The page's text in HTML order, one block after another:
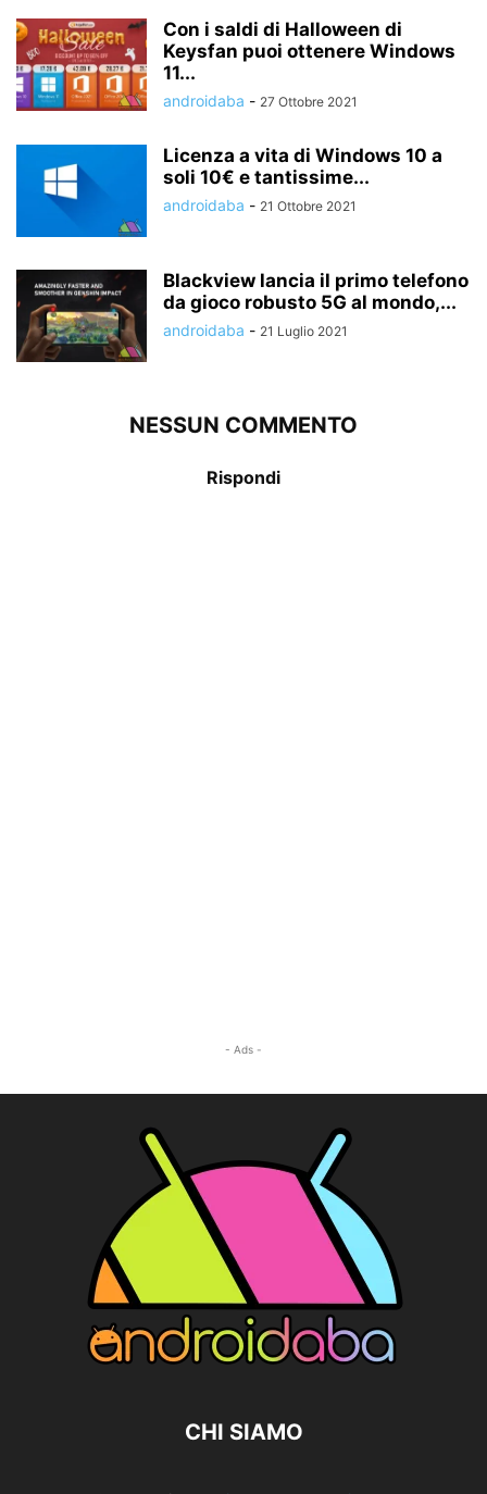
Con i saldi di Halloween di
Keysfan puoi ottenere Windows
11...
androidaba - 27 Ottobre 2021
Licenza a vita di Windows 10 a
soli 10€ e tantissime...
androidaba - 21 Ottobre 2021
Blackview lancia il primo telefono
da gioco robusto 5G al mondo,...
androidaba - 21 Luglio 2021
NESSUN COMMENTO
Rispondi
- Ads -
CHI SIAMO